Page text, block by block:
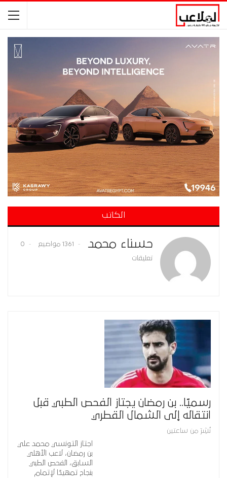
الكاتب
حسناء محمد 1361 مواضيع 0
تعليقات
رسميًا.. بن رمضان يجتاز الفحص الطبي قبل
انتقاله إلى الشمال القطري
نُشِرَ من ساعتين
اجتاز التونسي محمد علي
بن رمضان، لاعب الأهلي
السابق، الفحص الطبي
بنجاح تمهيدًا لإتمام